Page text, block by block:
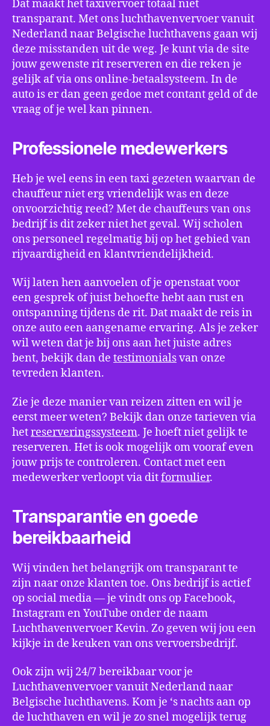
Dat maakt het taxivervoer totaal niet
transparant. Met ons luchthavenvervoer vanuit
Nederland naar Belgische luchthavens gaan wij
deze misstanden uit de weg. Je kunt via de site
jouw gewenste rit reserveren en die reken je
gelijk af via ons online-betaalsysteem. In de
auto is er dan geen gedoe met contant geld of de
vraag of je wel kan pinnen.
Professionele medewerkers
Heb je wel eens in een taxi gezeten waarvan de
chauffeur niet erg vriendelijk was en deze
onvoorzichtig reed? Met de chauffeurs van ons
bedrijf is dit zeker niet het geval. Wij scholen
ons personeel regelmatig bij op het gebied van
rijvaardigheid en klantvriendelijkheid.
Wij laten hen aanvoelen of je openstaat voor
een gesprek of juist behoefte hebt aan rust en
ontspanning tijdens de rit. Dat maakt de reis in
onze auto een aangename ervaring. Als je zeker
wil weten dat je bij ons aan het juiste adres
bent, bekijk dan de testimonialsvan onze
tevreden klanten.
Zie je deze manier van reizen zitten en wil je
eerst meer weten? Bekijk dan onze tarieven via
hetreserveringssysteem. Je hoeft niet gelijk te
reserveren. Het is ook mogelijk om vooraf even
jouw prijs te controleren. Contact met een
medewerker verloopt via ditformulier.
Transparantie en goede
bereikbaarheid
Wij vinden het belangrijk om transparant te
zijn naar onze klanten toe. Ons bedrijf is actief
op social media ― je vindt ons op Facebook,
Instagram en YouTube onder de naam
Luchthavenvervoer Kevin. Zo geven wij jou een
kijkje in de keuken van ons vervoersbedrijf.
Ook zijn wij 24/7 bereikbaar voor je
Luchthavenvervoer vanuit Nederland naar
Belgische luchthavens. Kom je ‘s nachts aan op
de luchthaven en wil je zo snel mogelijk terug